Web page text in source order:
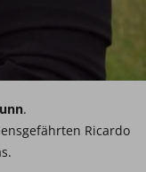
.
Ricardo